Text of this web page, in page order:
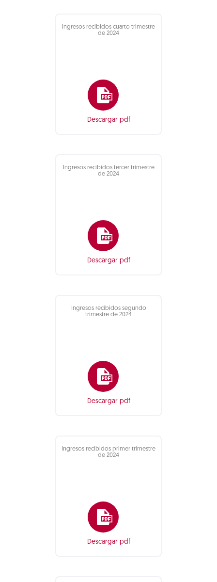
Ingresos recibidos cuarto trimestre
de 2024
Descargar pdf
Ingresos recibidos tercer trimestre
de 2024
Descargar pdf
Ingresos recibidos segundo
trimestre de 2024
Descargar pdf
Ingresos recibidos primer trimestre
de 2024
Descargar pdf